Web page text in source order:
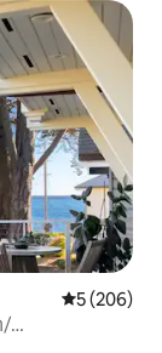
คะแนนเฉลี่ย
5 (206)
/